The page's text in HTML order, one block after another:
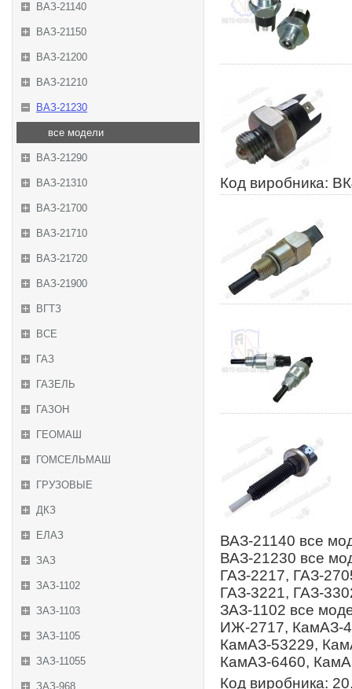
ВАЗ-21140
ВАЗ-21150
ВАЗ-21200
ВАЗ-21210
ВАЗ-21230
все модели
ВАЗ-21290
ВАЗ-21310
ВАЗ-21700
ВАЗ-21710
ВАЗ-21720
ВАЗ-21900
ВГТЗ
ВСЕ
ГАЗ
ГАЗЕЛЬ
ГАЗОН
ГЕОМАШ
ГОМСЕЛЬМАШ
ГРУЗОВЫЕ
ДКЗ
ЕЛАЗ
ЗАЗ
ЗАЗ-1102
ЗАЗ-1103
ЗАЗ-1105
ЗАЗ-11055
ЗАЗ-968
Код виробника:
ВАЗ-21140 все
ВАЗ-21230 все
ГАЗ-2217, ГАЗ-
ГАЗ-3221, ГАЗ-
ЗАЗ-1102 все
ИЖ-2717, КамАЗ-
КамАЗ-53229,
КамАЗ-6460,
Код виробника: